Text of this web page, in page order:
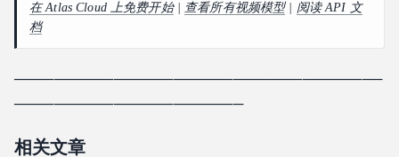
在 Atlas Cloud 上免费开始| 查看所有视频模型| 阅读 API 文
档
─────────────────────────────────────
───────────────────────
相关文章